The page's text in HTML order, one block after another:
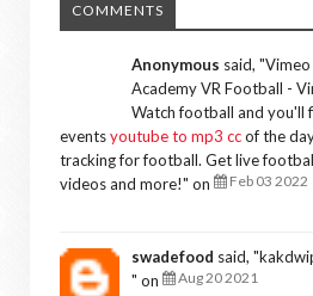
COMMENTS
Anonymous said, "
Academy VR Football -
Watch football and you'll
eventsyoutube to mp3 ccof the
tracking for football. Get live
videos and more!" on Feb 03 2022
swadefood said, "
" on
Aug 20 2021